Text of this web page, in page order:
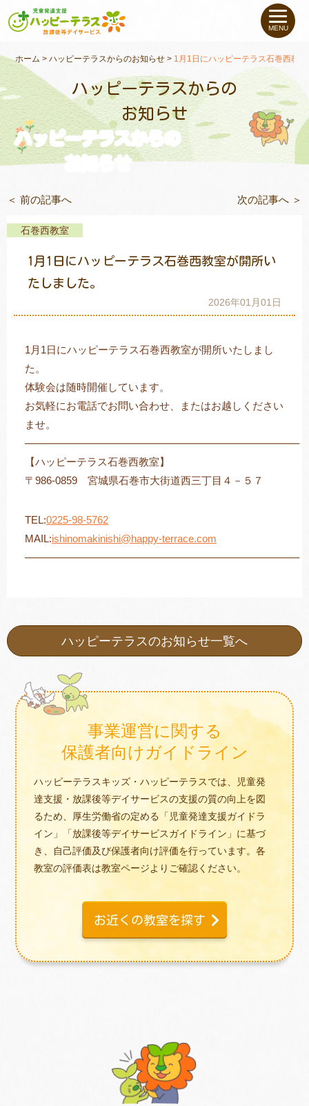
私たちについて
未就学のお子さま（０〜６才）
小学生〜高校生の お子さま
支援事例
教室一覧
MENU
ホーム >ハッピーテラスからのお知らせ > 1月1日にハッピーテラス石巻西教
ハッピーテラスからの
お知らせ
ハッピーテラスからの
お知らせ
＜ 前の記事へ 次の記事へ ＞
石巻西教室
1月1日にハッピーテラス石巻西教室が開所い
たしました。
2026年01月01日
1月1日にハッピーテラス石巻西教室が開所いたしまし
た。
体験会は随時開催しています。
お気軽にお電話でお問い合わせ、またはお越しください
ませ。
——————————————————————————–
【ハッピーテラス石巻西教室】
〒986-0859 宮城県石巻市大街道西三丁目４－５７
TEL:0225-98-5762
MAIL:ishinomakinishi@happy-terrace.com
——————————————————————————–
ハッピーテラスのお知らせ一覧へ
事業運営に関する
保護者向けガイドライン
ハッピーテラスキッズ・ハッピーテラスでは、児童発
達支援・放課後等デイサービスの支援の質の向上を図
るため、厚生労働省の定める「児童発達支援ガイドラ
イン」「放課後等デイサービスガイドライン」に基づ
き、自己評価及び保護者向け評価を行っています。各
教室の評価表は教室ページよりご確認ください。